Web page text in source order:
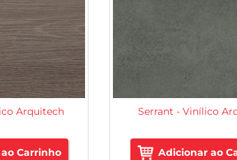
Arquitech
Carrinho
Serrant - Vinílico
Adicionar ao